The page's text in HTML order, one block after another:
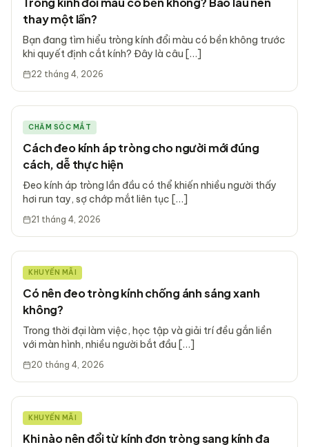
thay một lần?
Bạn đang tìm hiểu tròng kính đổi màu có bền không trước
khi quyết định cắt kính? Đây là câu […]
22 tháng 4, 2026
CHĂM SÓC MẮT
Cách đeo kính áp tròng cho người mới đúng
cách, dễ thực hiện
Đeo kính áp tròng lần đầu có thể khiến nhiều người thấy
hơi run tay, sợ chớp mắt liên tục […]
21 tháng 4, 2026
KHUYẾN MÃI
Có nên đeo tròng kính chống ánh sáng xanh
không?
Trong thời đại làm việc, học tập và giải trí đều gắn liền
với màn hình, nhiều người bắt đầu […]
20 tháng 4, 2026
KHUYẾN MÃI
Khi nào nên đổi từ kính đơn tròng sang kính đa